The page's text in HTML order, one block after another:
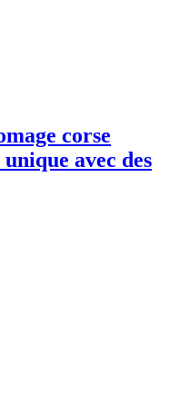
corse
avec des